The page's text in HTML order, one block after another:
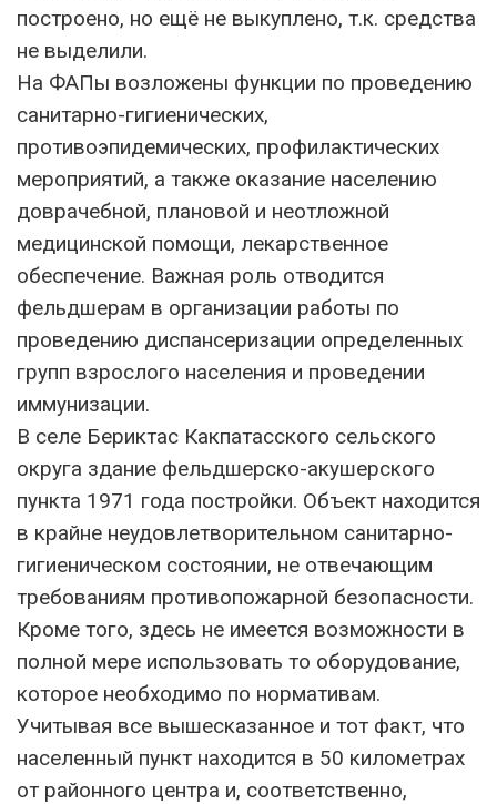
построено, но ещё не выкуплено, т.к. средства
не выделили.
На ФАПы возложены функции по проведению
санитарно-гигиенических,
противоэпидемических, профилактических
мероприятий, а также оказание населению
доврачебной, плановой и неотложной
медицинской помощи, лекарственное
обеспечение. Важная роль отводится
фельдшерам в организации работы по
проведению диспансеризации определенных
групп взрослого населения и проведении
иммунизации.
В селе Бериктас Какпатасского сельского
округа здание фельдшерско-акушерского
пункта 1971 года постройки. Объект находится
в крайне неудовлетворительном санитарно-
гигиеническом состоянии, не отвечающим
требованиям противопожарной безопасности.
Кроме того, здесь не имеется возможности в
полной мере использовать то оборудование,
которое необходимо по нормативам.
Учитывая все вышесказанное и тот факт, что
населенный пункт находится в 50 километрах
от районного центра и, соответственно,